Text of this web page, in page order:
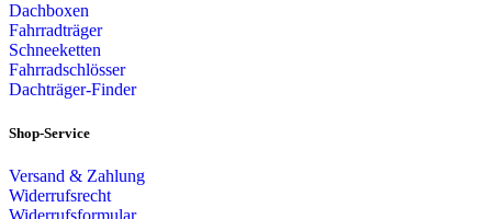
Dachboxen
Fahrradträger
Schneeketten
Fahrradschlösser
Dachträger-Finder
Shop-Service
Versand & Zahlung
Widerrufsrecht
Widerrufsformular